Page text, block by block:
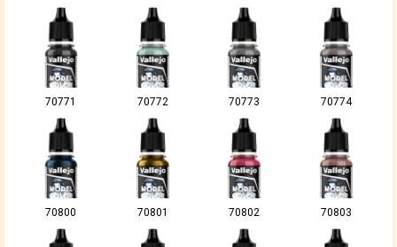
70771 70772 70773 70774
70800 70801 70802 70803